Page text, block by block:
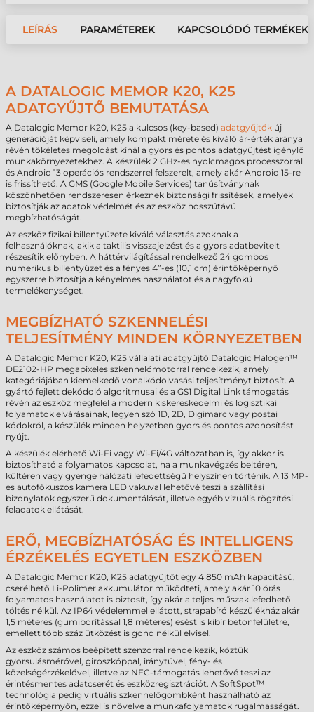
LEÍRÁS PARAMÉTEREK KAPCSOLÓDÓ TERMÉKEK
A DATALOGIC MEMOR K20, K25
ADATGYŰJTŐ BEMUTATÁSA
A Datalogic Memor K20, K25 a kulcsos (key-based) adatgyűjtők új
generációját képviseli, amely kompakt mérete és kiváló ár-érték aránya
révén tökéletes megoldást kínál a gyors és pontos adatgyűjtést igénylő
munkakörnyezetekhez. A készülék 2 GHz-es nyolcmagos processzorral
és Android 13 operációs rendszerrel felszerelt, amely akár Android 15-re
is frissíthető. A GMS (Google Mobile Services) tanúsítványnak
köszönhetően rendszeresen érkeznek biztonsági frissítések, amelyek
biztosítják az adatok védelmét és az eszköz hosszútávú
megbízhatóságát.
Az eszköz fizikai billentyűzete kiváló választás azoknak a
felhasználóknak, akik a taktilis visszajelzést és a gyors adatbevitelt
részesítik előnyben. A háttérvilágítással rendelkező 24 gombos
numerikus billentyűzet és a fényes 4”-es (10,1 cm) érintőképernyő
egyszerre biztosítja a kényelmes használatot és a nagyfokú
termelékenységet.
MEGBÍZHATÓ SZKENNELÉSI
TELJESÍTMÉNY MINDEN KÖRNYEZETBEN
A Datalogic Memor K20, K25 vállalati adatgyűjtő Datalogic Halogen™
DE2102-HP megapixeles szkennelőmotorral rendelkezik, amely
kategóriájában kiemelkedő vonalkódolvasási teljesítményt biztosít. A
gyártó fejlett dekódoló algoritmusai és a GS1 Digital Link támogatás
révén az eszköz megfelel a modern kiskereskedelmi és logisztikai
folyamatok elvárásainak, legyen szó 1D, 2D, Digimarc vagy postai
kódokról, a készülék minden helyzetben gyors és pontos azonosítást
nyújt.
A készülék elérhető Wi-Fi vagy Wi-Fi/4G változatban is, így akkor is
biztosítható a folyamatos kapcsolat, ha a munkavégzés beltéren,
kültéren vagy gyenge hálózati lefedettségű helyszínen történik. A 13 MP-
es autofókuszos kamera LED vakuval lehetővé teszi a szállítási
bizonylatok egyszerű dokumentálását, illetve egyéb vizuális rögzítési
feladatok ellátását.
ERŐ, MEGBÍZHATÓSÁG ÉS INTELLIGENS
ÉRZÉKELÉS EGYETLEN ESZKÖZBEN
A Datalogic Memor K20, K25 adatgyűjtőt egy 4 850 mAh kapacitású,
cserélhető Li-Polimer akkumulátor működteti, amely akár 10 órás
folyamatos használatot is biztosít, így akár a teljes műszak lefedhető
töltés nélkül. Az IP64 védelemmel ellátott, strapabíró készülékház akár
1,5 méteres (gumiborítással 1,8 méteres) esést is kibír betonfelületre,
emellett több száz ütközést is gond nélkül elvisel.
Az eszköz számos beépített szenzorral rendelkezik, köztük
gyorsulásmérővel, giroszkóppal, iránytűvel, fény- és
közelségérzékelővel, illetve az NFC-támogatás lehetővé teszi az
érintésmentes adatcserét és eszközregisztrációt. A SoftSpot™
technológia pedig virtuális szkennelőgombként használható az
érintőképernyőn, ezzel is növelve a munkafolyamatok rugalmasságát.